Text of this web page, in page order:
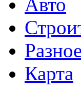
Авто
Разное
Карта